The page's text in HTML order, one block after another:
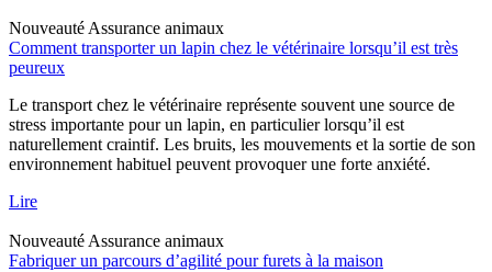
Nouveauté Assurance animaux
Comment transporter un lapin chez le vétérinaire lorsqu’il est très
peureux
Le transport chez le vétérinaire représente souvent une source de
stress importante pour un lapin, en particulier lorsqu’il est
naturellement craintif. Les bruits, les mouvements et la sortie de son
environnement habituel peuvent provoquer une forte anxiété.
Lire
Nouveauté Assurance animaux
Fabriquer un parcours d’agilité pour furets à la maison